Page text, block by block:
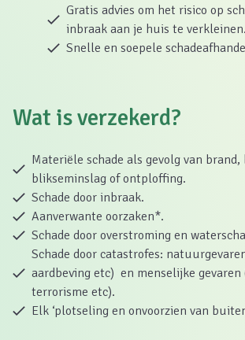
Gratis advies om het risico op
inbraak aan je huis te verkleinen.
Snelle en soepele
Wat is verzekerd?
Materiële schade als gevolg van
blikseminslag of ontploffing.
Schade door inbraak.
Aanverwante oorzaken*.
Schade door overstroming en
Schade door catastrofes:
aardbeving etc) en menselijke
terrorisme etc).
Elk ‘plotseling en onvoorzien van